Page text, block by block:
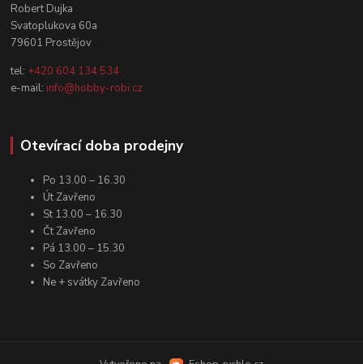
Robert Dujka
Svatoplukova 60a
79601 Prostějov
tel: +420 604 134 534
e-mail: info@hobby-robi.cz
Otevírací doba prodejny
Po 13.00 – 16.30
Út Zavřeno
St 13.00 – 16.30
Čt Zavřeno
Pá 13.00 – 15.30
So Zavřeno
Ne + svátky Zavřeno